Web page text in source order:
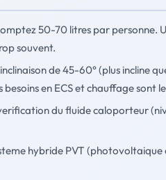
50-70 litres par personne.
souvent.
de 45-60° (plus incline
en ECS et chauffage sont
du fluide caloporteur
hybride PVT